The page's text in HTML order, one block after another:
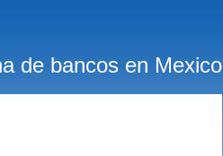
de bancos en Mexico